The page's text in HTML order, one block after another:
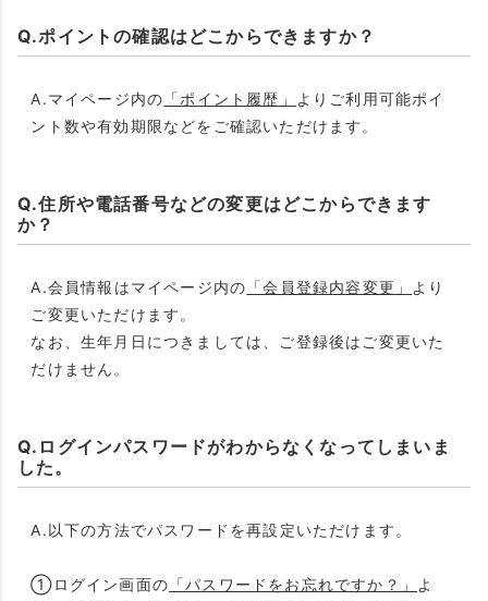
Q.ポイントの確認はどこからできますか？
A.マイページ内の 「ポイント履歴」
よりご利用可能ポイ
ント数や有効期限などをご確認いただけます。
Q.住所や電話番号などの変更はどこからできます
か？
A.会員情報はマイページ内の 「会員登録内容変更」
より
ご変更いただけます。
なお、生年月日につきましては、ご登録後はご変更いた
だけません。
Q.ログインパスワードがわからなくなってしまいま
した。
A.以下の方法でパスワードを再設定いただけます。
①ログイン画面の 「パスワードをお忘れですか？」
よ